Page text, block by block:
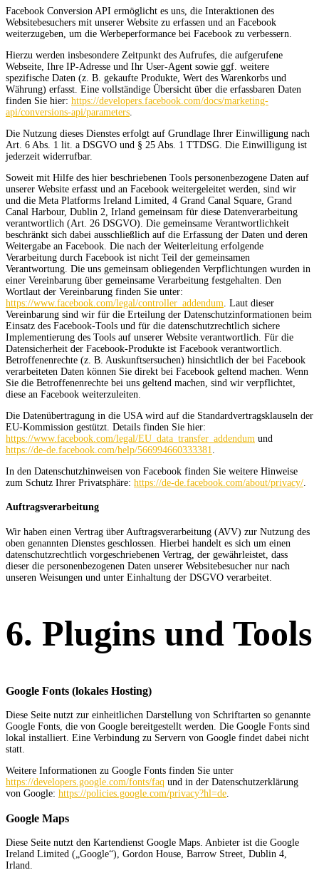
Facebook Conversion API ermöglicht es uns, die Interaktionen des
Websitebesuchers mit unserer Website zu erfassen und an Facebook
weiterzugeben, um die Werbeperformance bei Facebook zu verbessern.
Hierzu werden insbesondere Zeitpunkt des Aufrufes, die aufgerufene
Webseite, Ihre IP-Adresse und Ihr User-Agent sowie ggf. weitere
spezifische Daten (z. B. gekaufte Produkte, Wert des Warenkorbs und
Währung) erfasst. Eine vollständige Übersicht über die erfassbaren Daten
finden Sie hier: https://developers.facebook.com/docs/marketing-
api/conversions-api/parameters
Die Nutzung dieses Dienstes erfolgt auf Grundlage Ihrer Einwilligung nach
Art. 6 Abs. 1 lit. a DSGVO und § 25 Abs. 1 TTDSG. Die Einwilligung ist
jederzeit widerrufbar.
Soweit mit Hilfe des hier beschriebenen Tools personenbezogene Daten auf
unserer Website erfasst und an Facebook weitergeleitet werden, sind wir
und die Meta Platforms Ireland Limited, 4 Grand Canal Square, Grand
Canal Harbour, Dublin 2, Irland gemeinsam für diese Datenverarbeitung
verantwortlich (Art. 26 DSGVO). Die gemeinsame Verantwortlichkeit
beschränkt sich dabei ausschließlich auf die Erfassung der Daten und deren
Weitergabe an Facebook. Die nach der Weiterleitung erfolgende
Verarbeitung durch Facebook ist nicht Teil der gemeinsamen
Verantwortung. Die uns gemeinsam obliegenden Verpflichtungen wurden in
einer Vereinbarung über gemeinsame Verarbeitung festgehalten. Den
Wortlaut der Vereinbarung finden Sie unter:
https://www.facebook.com/legal/controller_addendum . Laut dieser
Vereinbarung sind wir für die Erteilung der Datenschutzinformationen beim
Einsatz des Facebook-Tools und für die datenschutzrechtlich sichere
Implementierung des Tools auf unserer Website verantwortlich. Für die
Datensicherheit der Facebook-Produkte ist Facebook verantwortlich.
Betroffenenrechte (z. B. Auskunftsersuchen) hinsichtlich der bei Facebook
verarbeiteten Daten können Sie direkt bei Facebook geltend machen. Wenn
Sie die Betroffenenrechte bei uns geltend machen, sind wir verpflichtet,
diese an Facebook weiterzuleiten.
Die Datenübertragung in die USA wird auf die Standardvertragsklauseln der
EU-Kommission gestützt. Details finden Sie hier:
https://www.facebook.com/legal/EU_data_transfer_addendum und
https://de-de.facebook.com/help/566994660333381
In den Datenschutzhinweisen von Facebook finden Sie weitere Hinweise
zum Schutz Ihrer Privatsphäre: https://de-de.facebook.com/about/privacy/
Auftragsverarbeitung
Wir haben einen Vertrag über Auftragsverarbeitung (AVV) zur Nutzung des
oben genannten Dienstes geschlossen. Hierbei handelt es sich um einen
datenschutzrechtlich vorgeschriebenen Vertrag, der gewährleistet, dass
dieser die personenbezogenen Daten unserer Websitebesucher nur nach
unseren Weisungen und unter Einhaltung der DSGVO verarbeitet.
6. Plugins und Tools
Google Fonts (lokales Hosting)
Diese Seite nutzt zur einheitlichen Darstellung von Schriftarten so genannte
Google Fonts, die von Google bereitgestellt werden. Die Google Fonts sind
lokal installiert. Eine Verbindung zu Servern von Google findet dabei nicht
statt.
Weitere Informationen zu Google Fonts finden Sie unter
https://developers.google.com/fonts/faq und in der Datenschutzerklärung
von Google: https://policies.google.com/privacy?hl=de.
Google Maps
Diese Seite nutzt den Kartendienst Google Maps. Anbieter ist die Google
Ireland Limited („Google“), Gordon House, Barrow Street, Dublin 4,
Irland.